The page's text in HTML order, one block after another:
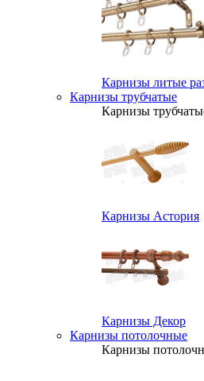
Карнизы литые
Карнизы трубчатые
Карнизы
Карнизы Астория
Карнизы Декор
Карнизы потолочные
Карнизы